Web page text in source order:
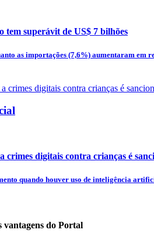
tem superávit de US$ 7 bilhões
as importações (7,6%) aumentaram em
crimes digitais contra crianças é
quando houver uso de inteligência
vantagens do Portal